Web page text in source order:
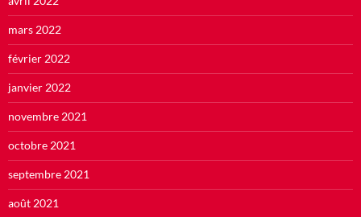
mars 2022
février 2022
janvier 2022
novembre 2021
octobre 2021
septembre 2021
août 2021